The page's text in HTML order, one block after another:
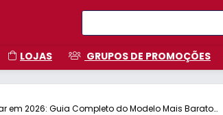
LOJAS GRUPOS DE PROMOÇÕES
em 2026: Guia Completo do Modelo Mais Barato